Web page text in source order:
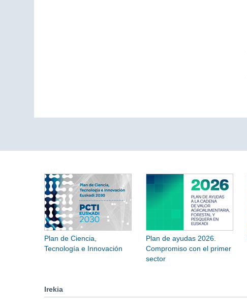
Plan de Ciencia,
Tecnología e Innovación
Plan de ayudas 2026.
Compromiso con el primer
sector
Irekia